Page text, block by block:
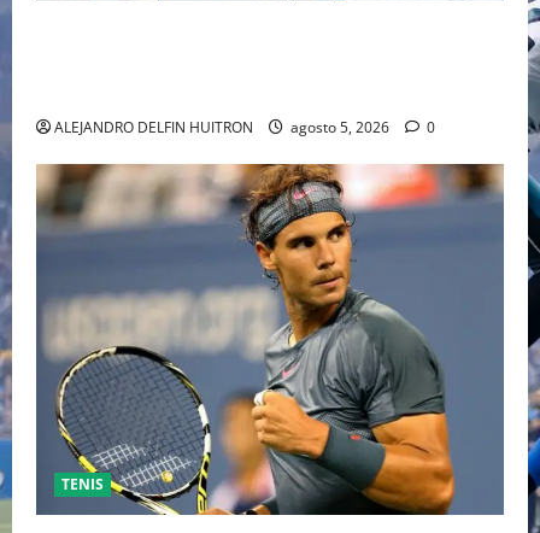
ALEJANDRO DELFIN HUITRON agosto 5, 2026 0
TENIS